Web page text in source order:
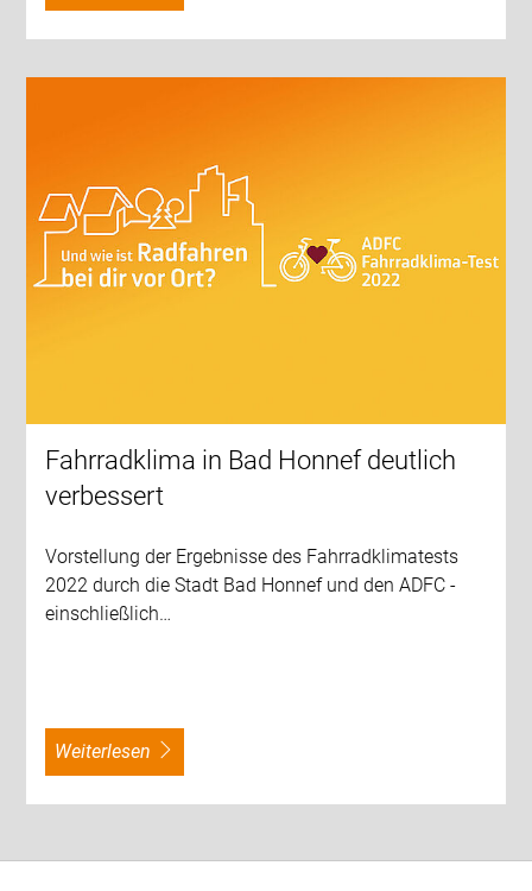
Fahrradklima in Bad Honnef deutlich
verbessert
Vorstellung der Ergebnisse des Fahrradklimatests
2022 durch die Stadt Bad Honnef und den ADFC -
einschließlich…
weiterlesen